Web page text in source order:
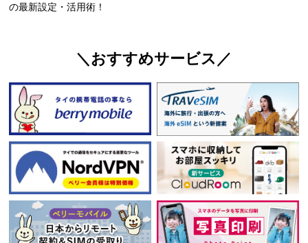
の最新設定・活用術！
＼おすすめサービス／